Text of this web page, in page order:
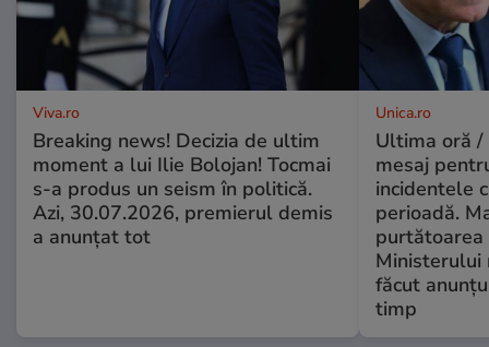
Viva.ro
Breaking news! Decizia de ultim
moment a lui Ilie Bolojan! Tocmai
s-a produs un seism în politică.
Azi, 30.07.2026, premierul demis
a anunțat tot
Unica.ro
Ultima oră /
mesaj
incidentele
perioadă.
purtătoarea
Ministerului
făcut
timp